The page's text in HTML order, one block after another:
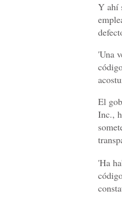
Y ahí
'Una
El
Inc.,
'Ha